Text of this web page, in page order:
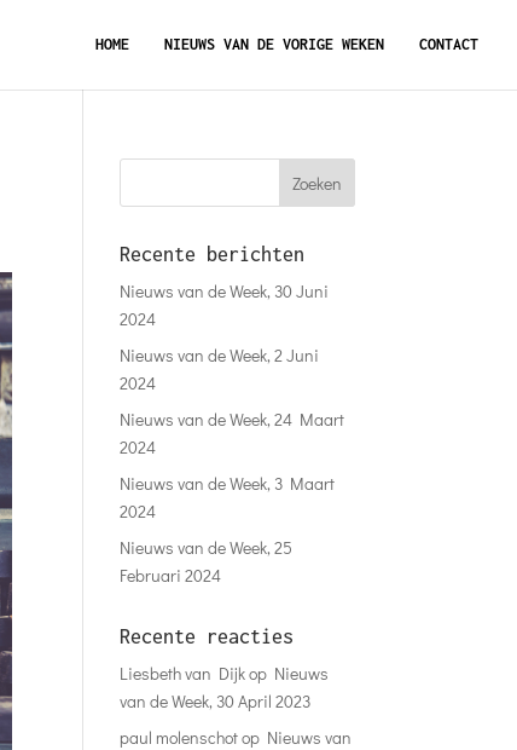
HOME NIEUWS VAN DE VORIGE WEKEN CONTACT
Recente berichten
Nieuws van de Week, 30 Juni
2024
Nieuws van de Week, 2 Juni
2024
Nieuws van de Week, 24 Maart
2024
Nieuws van de Week, 3 Maart
2024
Nieuws van de Week, 25
Februari 2024
Recente reacties
Liesbeth van Dijkop Nieuws
van de Week, 30 April 2023
paul molenschotop Nieuws van